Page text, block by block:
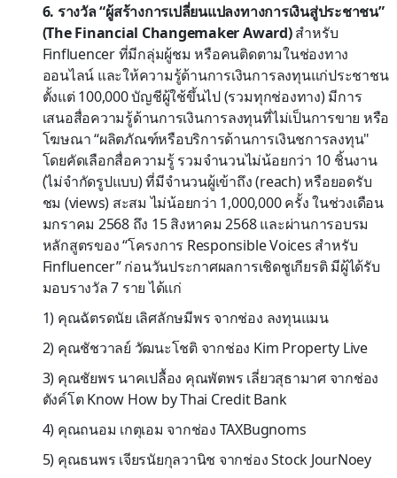
6. รางวัล “ผู้สร้างการเปลี่ยนแปลงทางการเงินสู่ประชาชน”
(The Financial Changemaker Award)สำหรับ
Finfluencer ที่มีกลุ่มผู้ชม หรือคนติดตามในช่องทาง
ออนไลน์ และให้ความรู้ด้านการเงินการลงทุนแก่ประชาชน
ตั้งแต่ 100,000 บัญชีผู้ใช้ขึ้นไป (รวมทุกช่องทาง) มีการ
เสนอสื่อความรู้ด้านการเงินการลงทุนที่ไม่เป็นการขาย หรือ
โฆษณา “ผลิตภัณฑ์หรือบริการด้านการเงินชการลงทุน"
โดยคัดเลือกสื่อความรู้ รวมจำนวนไม่น้อยกว่า 10 ชิ้นงาน
(ไม่จำกัดรูปแบบ) ที่มีจำนวนผู้เข้าถึง (reach) หรือยอดรับ
ชม (views) สะสม ไม่น้อยกว่า 1,000,000 ครั้ง ในช่วงเดือน
มกราคม 2568 ถึง 15 สิงหาคม 2568 และผ่านการอบรม
หลักสูตรของ “โครงการ Responsible Voices สำหรับ
Finfluencer” ก่อนวันประกาศผลการเชิดชูเกียรติ มีผู้ได้รับ
มอบรางวัล 7 ราย ได้แก่
1) คุณฉัตรดนัย เลิศลักษมีพร จากช่อง ลงทุนแมน
2) คุณชัชวาลย์ วัฒนะโชติ จากช่อง Kim Property Live
3) คุณชัยพร นาคเปลื้อง คุณพัตพร เลี่ยวสุธามาศ จากช่อง
ตังค์โต Know How by Thai Credit Bank
4) คุณถนอม เกตุเอม จากช่อง TAXBugnoms
5) คุณธนพร เจียรนัยกุลวานิช จากช่อง Stock JourNoey